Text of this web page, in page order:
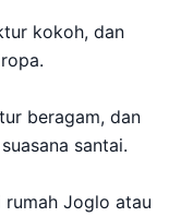
kokoh, dan
beragam, dan
santai.
Joglo atau